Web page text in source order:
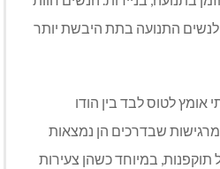
התנועה בתת היבשת יותר
אומץ לטוס לבד בין הודו
שבדרכים הן נמצאות
תוקפנות, במיוחד כשהן צעירות